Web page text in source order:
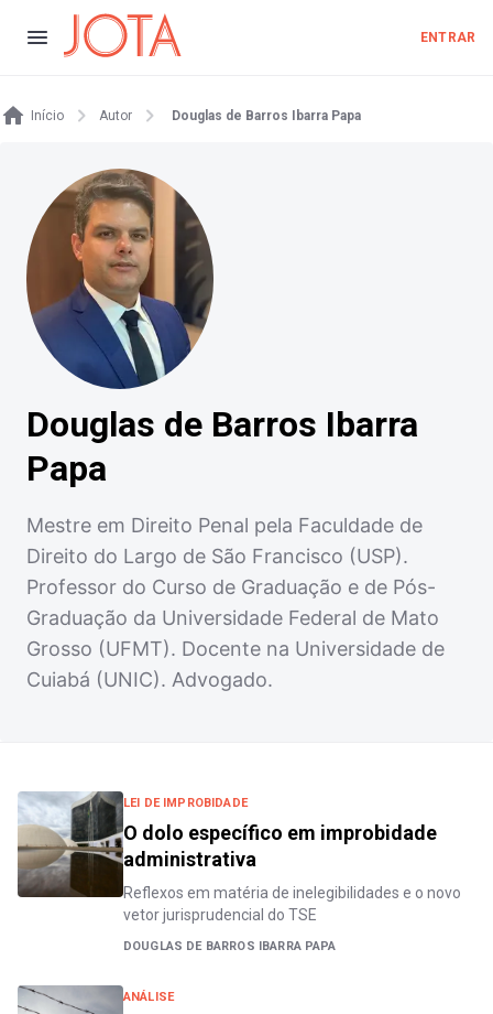
ENTRAR
Início Autor Douglas de Barros Ibarra Papa
Douglas de Barros Ibarra
Papa
Mestre em Direito Penal pela Faculdade de
Direito do Largo de São Francisco (USP).
Professor do Curso de Graduação e de Pós-
Graduação da Universidade Federal de Mato
Grosso (UFMT). Docente na Universidade de
Cuiabá (UNIC). Advogado.
LEI DE IMPROBIDADE
O dolo específico em improbidade
administrativa
Reflexos em matéria de inelegibilidades e o novo
vetor jurisprudencial do TSE
DOUGLAS DE BARROS IBARRA PAPA
ANÁLISE